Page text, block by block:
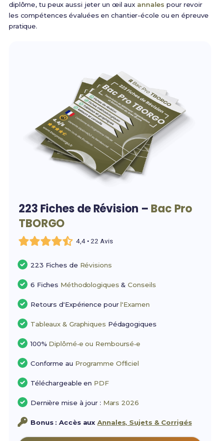
diplôme, tu peux aussi jeter un œil aux annales pour revoir
les compétences évaluées en chantier-école ou en épreuve
pratique.
223 Fiches de Révision – Bac Pro
TBORGO
4,4 • 22 Avis
223 Fiches de Révisions
6 Fiches Méthodologiques &Conseils
Retours d'Expérience pourl'Examen
Tableaux & Graphiques Pédagogiques
100% Diplômé•e ou Remboursé•e
Conforme au Programme Officiel
Téléchargeable en PDF
Dernière mise à jour : Mars 2026
Bonus : Accès auxAnnales, Sujets & Corrigés